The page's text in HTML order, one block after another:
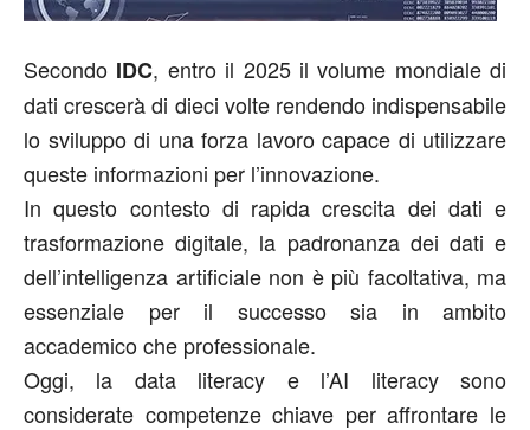
Secondo IDC, entro il 2025 il volume mondiale di
dati crescerà di dieci volte rendendo indispensabile
lo sviluppo di una forza lavoro capace di utilizzare
queste informazioni per l’innovazione.
In questo contesto di rapida crescita dei dati e
trasformazione digitale, la padronanza dei dati e
dell’intelligenza artificiale non è più facoltativa, ma
essenziale per il successo sia in ambito
accademico che professionale.
Oggi, la data literacy e l’AI literacy sono
considerate competenze chiave per affrontare le